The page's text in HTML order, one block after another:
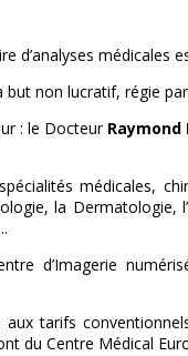
d’analyses médicales
non lucratif, régie
: le Docteur Raymond
médicales,
la Dermatologie,
d’Imagerie
tarifs
du Centre Médical